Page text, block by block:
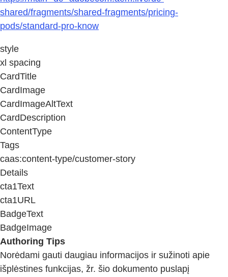
shared/fragments/shared-fragments/pricing-
pods/standard-pro-know
style
xl spacing
CardTitle
CardImage
CardImageAltText
CardDescription
ContentType
Tags
caas:content-type/customer-story
Details
cta1Text
cta1URL
BadgeText
BadgeImage
Authoring Tips
Norėdami gauti daugiau informacijos ir sužinoti apie
išplėstines funkcijas, žr. šio dokumento puslapį